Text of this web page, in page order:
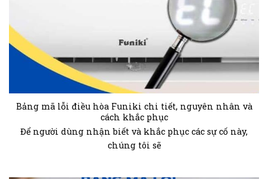
Bảng mã lỗi điều hòa Funiki chi tiết, nguyên nhân và
cách khắc phục
Để người dùng nhận biết và khắc phục các sự cố này,
chúng tôi sẽ